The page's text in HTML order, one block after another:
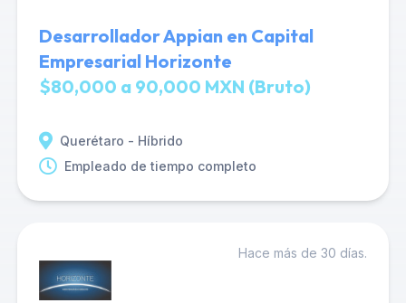
Desarrollador Appian en Capital
Empresarial Horizonte
$80,000 a 90,000 MXN (Bruto)
Querétaro - Híbrido
Empleado de tiempo completo
Hace más de 30 días.